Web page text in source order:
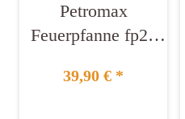
Petromax
Feuerpfanne fp25
39,90 € *